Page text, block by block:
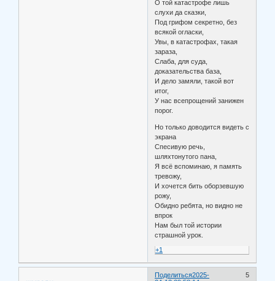
О той катастрофе лишь
слухи да сказки,
Под грифом секретно, без
всякой огласки,
Увы, в катастрофах, такая
зараза,
Слаба, для суда,
доказательства база,
И дело замяли, такой вот
итог,
У нас всепрощений занижен
порог.
Но только доводится видеть с
экрана
Спесивую речь,
шляхтонутого пана,
Я всё вспоминаю, я память
тревожу,
И хочется бить оборзевшую
рожу,
Обидно ребята, но видно не
впрок
Нам был той истории
страшной урок.
+1
Поделиться 5
2025-